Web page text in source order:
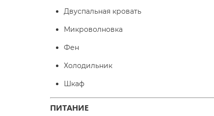
Двуспальная кровать
Микроволновка
Фен
Холодильник
Шкаф
ПИТАНИЕ